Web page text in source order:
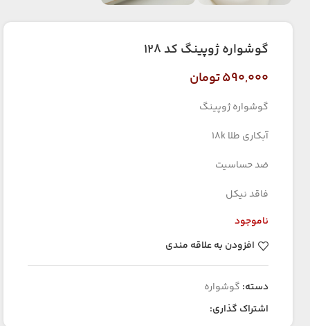
گوشواره ژوپینگ کد ۱۲۸
۵۹۰,۰۰۰تومان
گوشواره ژوپینگ
آبکاری طلا 18k
ضد حساسیت
فاقد نیکل
ناموجود
افزودن به علاقه مندی
دسته: گوشواره
اشتراک گذاری: